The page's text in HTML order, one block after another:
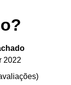
2022
)